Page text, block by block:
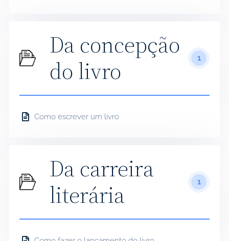
Da concepção
do livro
1
Como escrever um livro
Da carreira
literária
1